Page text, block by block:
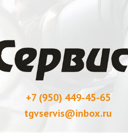
+7 (950) 449-45-65
tgvservis@inbox.ru